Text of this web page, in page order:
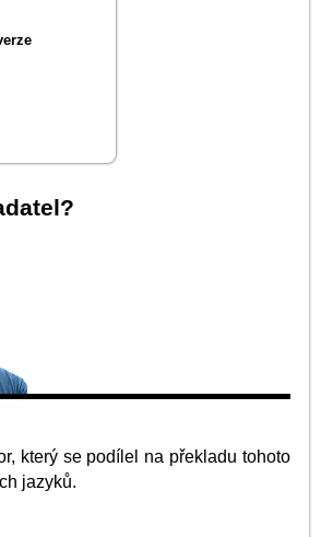
který se podílel na překladu tohoto
jazyků.